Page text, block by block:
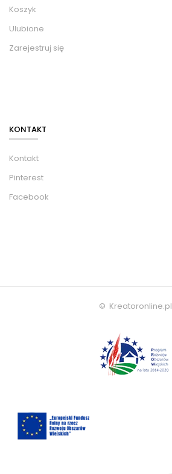
Koszyk
Ulubione
Zarejestruj się
KONTAKT
Kontakt
Pinterest
Facebook
© Kreatoronline.pl